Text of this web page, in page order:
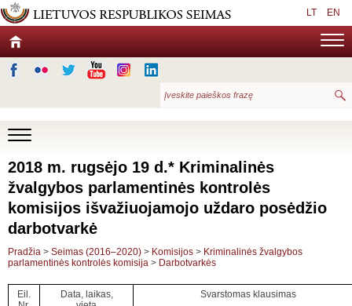
LT EN
2018 m. rugsėjo 19 d.* Kriminalinės
žvalgybos parlamentinės kontrolės
komisijos išvažiuojamojo uždaro posėdžio
darbotvarkė
Pradžia > Seimas (2016–2020) > Komisijos > Kriminalinės žvalgybos
parlamentinės kontrolės komisija > Darbotvarkės
Eil.
Data, laikas,
Svarstomas klausimas